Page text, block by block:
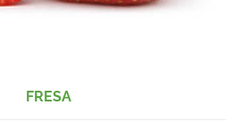
FRESA